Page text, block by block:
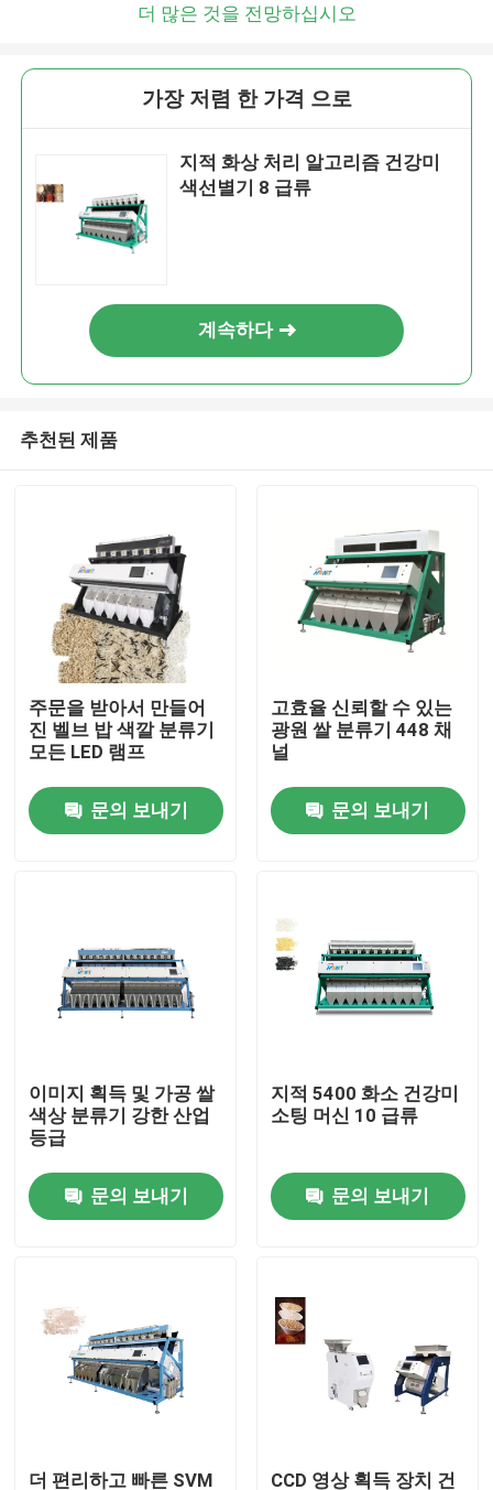
회사 소개
품질 관리
문의하기
조회를 요청하다
밥 색깔 분류하는 사람
곡물 색깔 분류하는 사람
더 많은 것을 전망하십시오
가장 저렴 한 가격 으로
지적 화상 처리 알고리즘 건강미
색선별기 8 급류
계속하다
추천된 제품
주문을 받아서 만들어
진 벨브 밥 색깔 분류기
모든 LED 램프
문의 보내기
고효율 신뢰할 수 있는
광원 쌀 분류기 448 채
널
문의 보내기
이미지 획득 및 가공 쌀
색상 분류기 강한 산업
등급
문의 보내기
지적 5400 화소 건강미
소팅 머신 10 급류
문의 보내기
더 편리하고 빠른 SVM CCD 영상 획득 장치 건